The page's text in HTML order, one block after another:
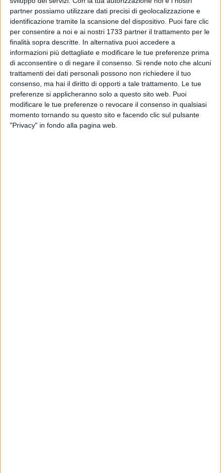
partner possiamo utilizzare dati precisi di geolocalizzazione e
identificazione tramite la scansione del dispositivo. Puoi fare clic
per consentire a noi e ai nostri 1733 partner il trattamento per le
finalità sopra descritte. In alternativa puoi accedere a
informazioni più dettagliate e modificare le tue preferenze prima
di acconsentire o di negare il consenso. Si rende noto che alcuni
trattamenti dei dati personali possono non richiedere il tuo
consenso, ma hai il diritto di opporti a tale trattamento. Le tue
preferenze si applicheranno solo a questo sito web. Puoi
modificare le tue preferenze o revocare il consenso in qualsiasi
momento tornando su questo sito e facendo clic sul pulsante
"Privacy" in fondo alla pagina web.
delle università italiane
BISCEGLIE - 6 NOVEMBRE 2019
Giovani studenti simulano una riunione di
consiglio comunale
BAT - 31 OTTOBRE 2019
Bando di gara per l'aggiudicazione dei lavori
all'istituto "Giacinto Dell'Olio"
BISCEGLIE - 27 OTTOBRE 2019
Dall'11 al 16 novembre, nelle scuole